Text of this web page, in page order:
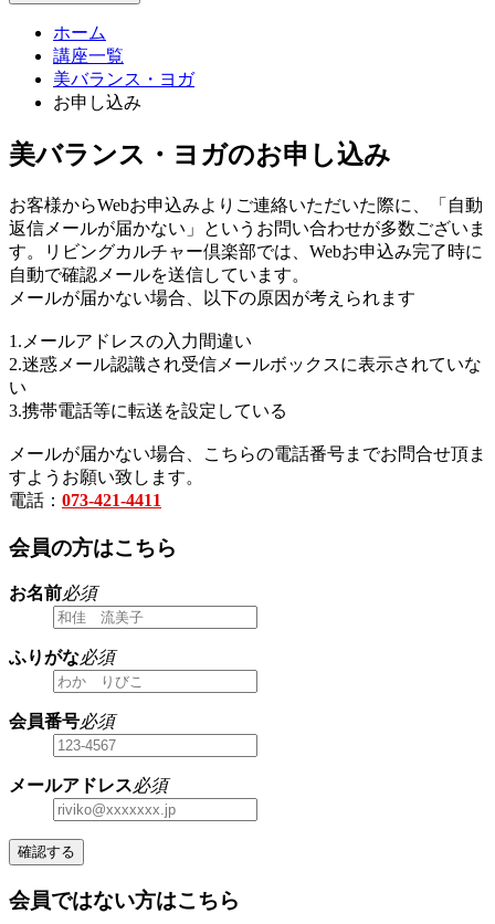
ホーム
講座一覧
美バランス・ヨガ
お申し込み
美バランス・ヨガのお申し込み
お客様からWebお申込みよりご連絡いただいた際に、「自動
返信メールが届かない」というお問い合わせが多数ございま
す。リビングカルチャー倶楽部では、Webお申込み完了時に
自動で確認メールを送信しています。
メールが届かない場合、以下の原因が考えられます
1.メールアドレスの入力間違い
2.迷惑メール認識され受信メールボックスに表示されていな
い
3.携帯電話等に転送を設定している
メールが届かない場合、こちらの電話番号までお問合せ頂ま
すようお願い致します。
電話： 073-421-4411
会員の方はこちら
お名前必須
ふりがな必須
会員番号必須
メールアドレス必須
確認する
会員ではない方はこちら